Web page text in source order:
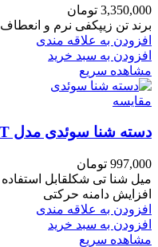
3,350,000 تومان
برند تن زیپکفی نرم و انعطاف
افزودن به علاقه مندی
افزودن به سبد خرید
مشاهده سریع
مقایسه
دسته شنا سوئدی مدل T شکل تن زیب
997,000 تومان
میل شنا تی شکلقابل
افزایش دامنه حرکتی
افزودن به علاقه مندی
افزودن به سبد خرید
مشاهده سریع